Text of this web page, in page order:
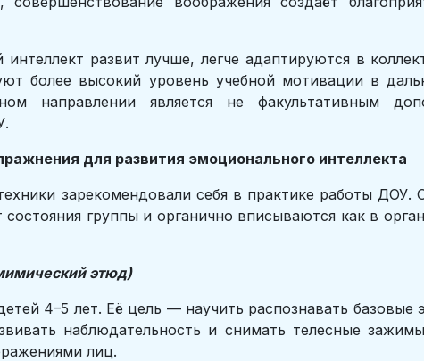
развит лучше, легче адаптируются в
более высокий уровень учебной мотивации в
направлении является не факультативным
для развития эмоционального интеллекта
зарекомендовали себя в практике работы
группы и органично вписываются как в
этюд)
4–5 лет. Её цель — научить распознавать базовые
наблюдательность и снимать телесные
лиц.